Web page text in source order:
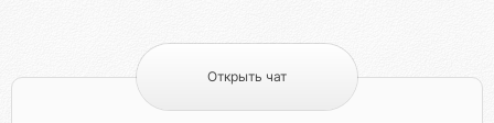
Открыть чат